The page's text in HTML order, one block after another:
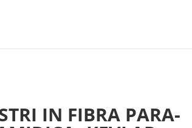
IN FIBRA PARA-